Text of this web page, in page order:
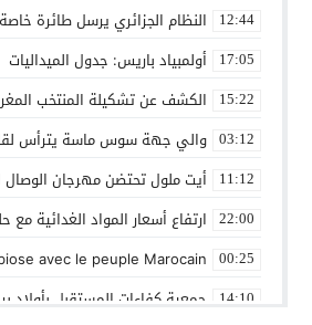
12:44 النظام الجزائري يرسل طائرة
17:05 أولمبياد باريس: جدول الميداليات
15:22 الكشف عن تشكيلة المنتخب
03:12 والي جهة سوس ماسة يترأس
11:12 أيت ملول تحتضن مهرجان الوصال الوطني
22:00 ارتفاع أسعار المواد الغدائية
00:25
avec le peuple Marocain
14:10 جمعية كفاءات المستقبل بأولاد